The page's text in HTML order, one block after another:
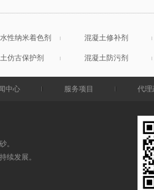
性纳米着色剂 混凝土修补剂
仿古保护剂 混凝土防污剂
中心 服务项目 代理
。
续发展。